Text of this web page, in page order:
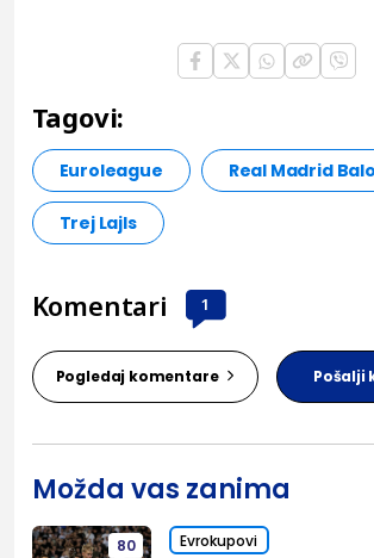
Tagovi:
Euroleague Real Madrid
Trej Lajls
Komentari 1
Pogledaj komentare Pošalji
Možda vas zanima
80 Evrokupovi